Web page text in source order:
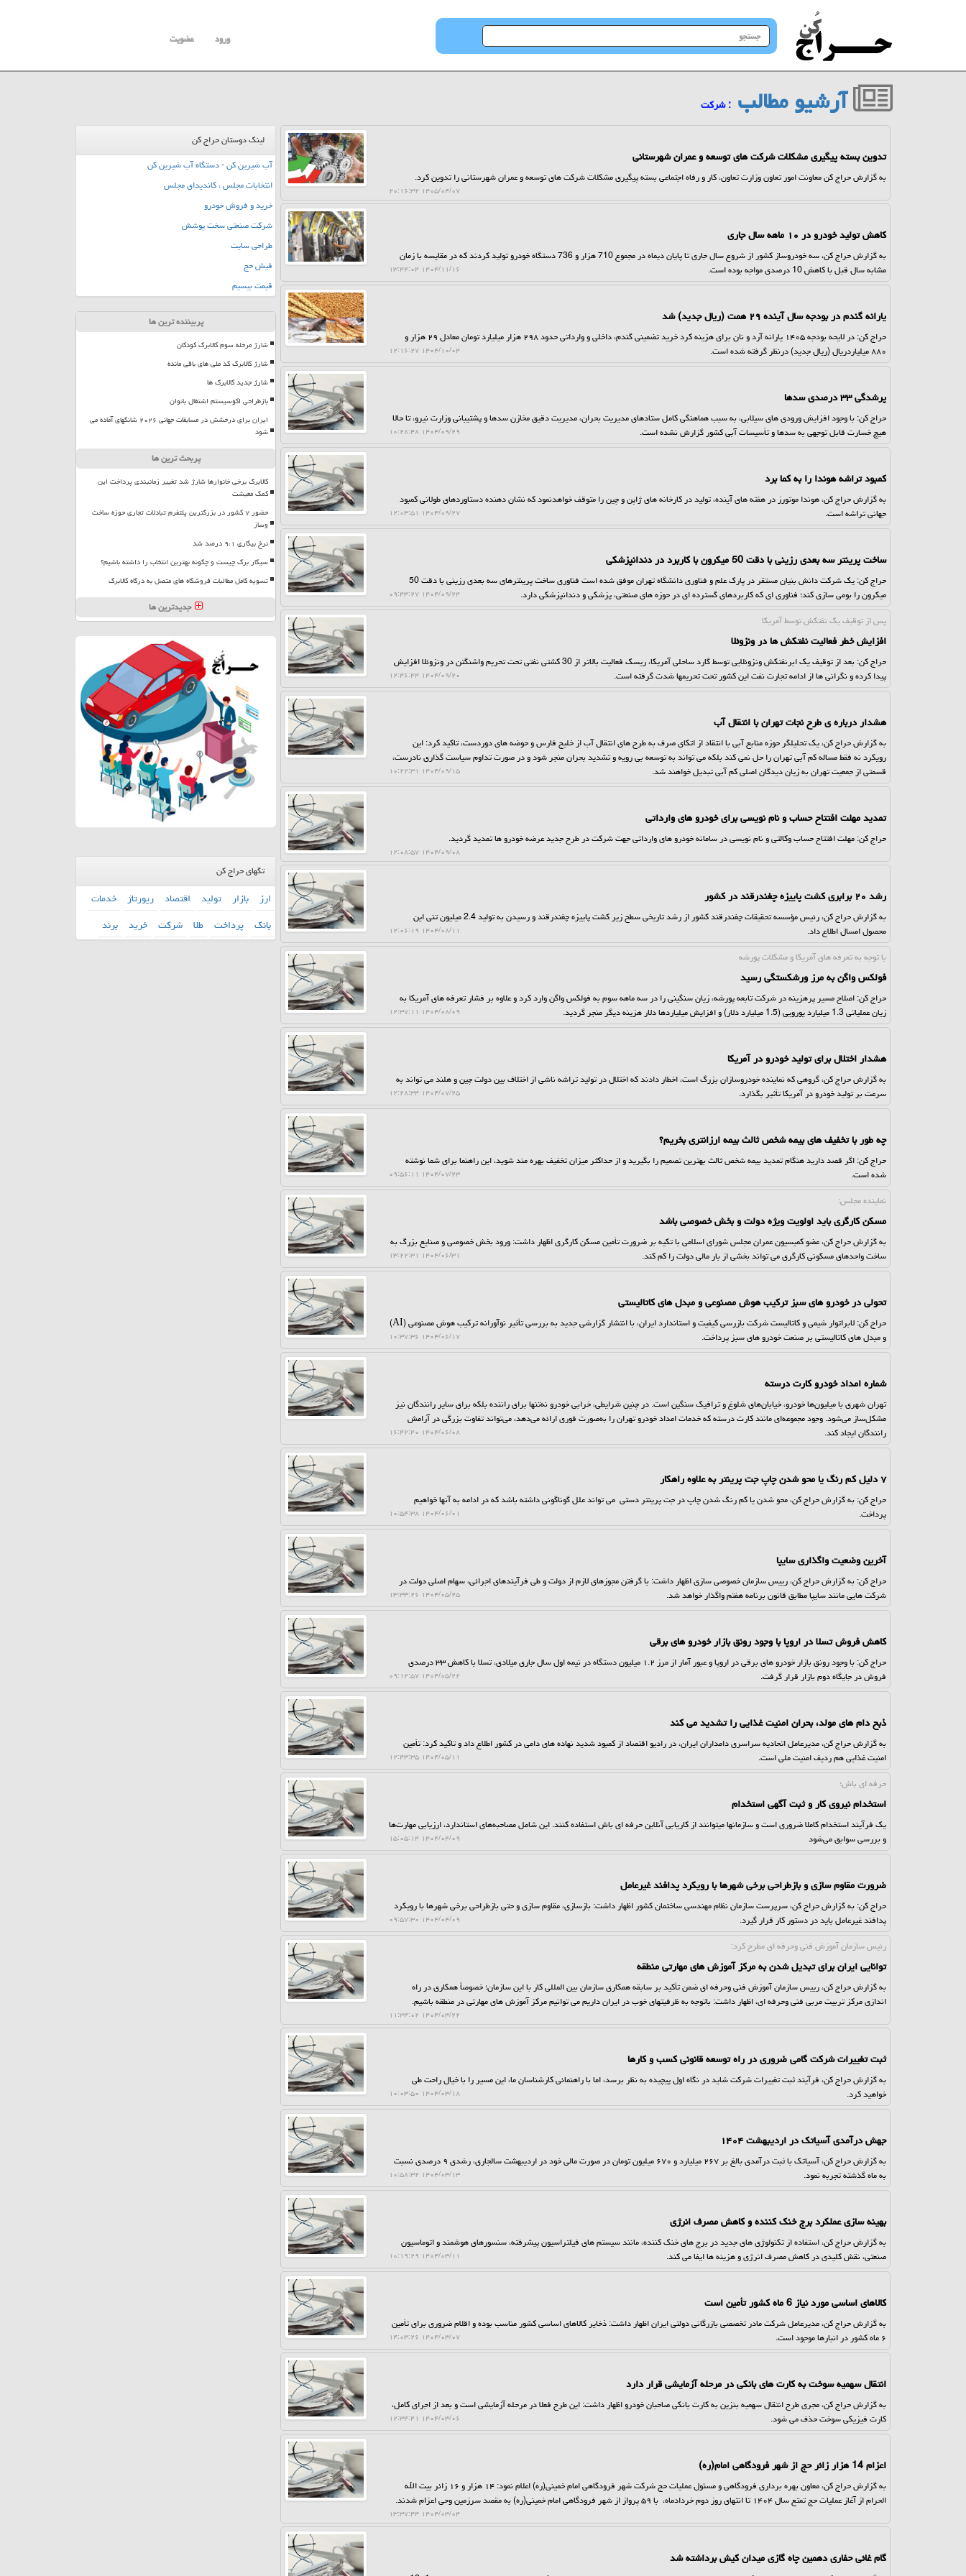
جستجو
در
ورود عضویت
آرشیو مطالب : شركت
تدوین بسته پیگیری مشکلات شرکت های توسعه و عمران شهرستانی
به گزارش حراج کن معاونت امور تعاون وزارت تعاون، کار و رفاه اجتماعی بسته پیگیری مشکلات شرکت های توسعه و عمران شهرستانی را تدوین کرد.
۱۴۰۵/۰۴/۰۷ ۲۰:۱۶:۳۲
کاهش تولید خودرو در ۱۰ ماهه سال جاری
به گزارش حراج کن، سه خودروساز کشور از شروع سال جاری تا پایان دیماه در مجموع 710 هزار و 736 دستگاه خودرو تولید کردند که در مقایسه با زمان
مشابه سال قبل با کاهش 10 درصدی مواجه بوده است.
۱۴۰۴/۱۱/۱۶ ۱۳:۴۴:۰۴
یارانه گندم در بودجه سال آینده ۲۹ همت (ریال جدید) شد
حراج کن: در لایحه بودجه ۱۴۰۵ یارانه آرد و نان برای هزینه کرد خرید تضمینی گندم، داخلی و وارداتی حدود ۲۹۸ هزار میلیارد تومان معادل ۲۹ هزار و
۸۸۰ میلیاردریال (ریال جدید) درنظر گرفته شده است.
۱۴۰۴/۱۰/۰۴ ۱۲:۱۶:۲۷
پرشدگی ۳۳ درصدی سدها
حراج کن: با وجود افزایش ورودی های سیلابی، به سبب هماهنگی کامل ستادهای مدیریت بحران، مدیریت دقیق مخازن سدها و پشتیبانی وزارت نیرو، تا حالا
هیچ خسارت قابل توجهی به سدها و تأسیسات آبی کشور گزارش نشده است.
۱۴۰۴/۰۹/۲۹ ۱۰:۲۸:۴۸
کمبود تراشه هوندا را به کما برد
به گزارش حراج کن، هوندا موتورز در هفته های آینده، تولید در کارخانه های ژاپن و چین را متوقف خواهدنمود که نشان دهنده دستاوردهای طولانی کمبود
جهانی تراشه است.
۱۴۰۴/۰۹/۲۷ ۱۲:۰۳:۵۱
ساخت پرینتر سه بعدی رزینی با دقت 50 میکرون با کاربرد در دندانپزشکی
حراج کن: یک شرکت دانش بنیان مستقر در پارک علم و فناوری دانشگاه تهران موفق شده است فناوری ساخت پرینترهای سه بعدی رزینی با دقت 50
میکرون را بومی سازی کند؛ فناوری ای که کاربردهای گسترده ای در حوزه های صنعتی، پزشکی و دندانپزشکی دارد.
۱۴۰۴/۰۹/۲۴ ۰۹:۴۳:۲۷
پس از توقیف یك نفتكش توسط آمریكا
افزایش خطر فعالیت نفتکش ها در ونزوئلا
حراج کن: بعد از توقیف یک ابرنفتکش ونزوئلایی توسط گارد ساحلی آمریکا، ریسک فعالیت بالاتر از 30 کشتی نفتی تحت تحریم واشنگتن در ونزوئلا افزایش
پیدا کرده و نگرانی ها از ادامه تجارت نفت این کشور تحت تحریمها شدت گرفته است.
۱۴۰۴/۰۹/۲۰ ۱۲:۴۶:۴۴
هشدار درباره ی طرح نجات تهران با انتقال آب
به گزارش حراج کن، یک تحلیلگر حوزه منابع آبی با انتقاد از اتکای صرف به طرح های انتقال آب از خلیج فارس و حوضه های دوردست، تاکید کرد: این
رویکرد نه فقط مساله کم آبی تهران را حل نمی کند بلکه می تواند به توسعه بی رویه و تشدید بحران منجر شود و در صورت تداوم سیاست گذاری نادرست،
قسمتی از جمعیت تهران به زیان دیدگان اصلی کم آبی تبدیل خواهند شد.
۱۴۰۴/۰۹/۱۵ ۱۰:۲۲:۳۱
تمدید مهلت افتتاح حساب و نام نویسی برای خودرو های وارداتی
حراج کن: مهلت افتتاح حساب وکالتی و نام نویسی در سامانه خودرو های وارداتی جهت شرکت در طرح جدید عرضه خودرو ها تمدید گردید.
۱۴۰۴/۰۹/۰۸ ۱۲:۰۸:۵۷
رشد ۲۰ برابری کشت پاییزه چغندرقند در کشور
به گزارش حراج کن، رئیس مؤسسه تحقیقات چغندرقند کشور از رشد تاریخی سطح زیر کشت پاییزه چغندرقند و رسیدن به تولید 2.4 میلیون تنی این
محصول امسال اطلاع داد.
۱۴۰۴/۰۸/۱۱ ۱۲:۰۶:۱۹
با توجه به تعرفه های آمریكا و مشكلات پورشه
فولکس واگن به مرز ورشکستگی رسید
حراج کن: اصلاح مسیر پرهزینه در شرکت تابعه پورشه، زیان سنگینی را در سه ماهه سوم به فولکس واگن وارد کرد و علاوه بر فشار تعرفه های آمریکا به
زیان عملیاتی 1.3 میلیارد یورویی (1.5 میلیارد دلار) و افزایش میلیاردها دلار هزینه دیگر منجر گردید.
۱۴۰۴/۰۸/۰۹ ۱۲:۳۷:۱۱
هشدار اختلال برای تولید خودرو در آمریکا
به گزارش حراج کن، گروهی که نماینده خودروسازان بزرگ است، اخطار دادند که اختلال در تولید تراشه ناشی از اختلاف بین دولت چین و هلند می تواند به
سرعت بر تولید خودرو در آمریکا تأثیر بگذارد.
۱۴۰۴/۰۷/۲۵ ۱۲:۲۸:۳۴
چه طور با تخفیف های بیمه شخص ثالث بیمه ارزانتری بخریم؟
حراج کن: اگر قصد دارید هنگام تمدید بیمه شخص ثالث بهترین تصمیم را بگیرید و از حداکثر میزان تخفیف بهره مند شوید، این راهنما برای شما نوشته
شده است.
۱۴۰۴/۰۷/۲۳ ۰۹:۵۶:۱۱
نماینده مجلس:
مسکن کارگری باید اولویت ویژه دولت و بخش خصوصی باشد
به گزارش حراج کن، عضو کمیسیون عمران مجلس شورای اسلامی با تکیه بر ضرورت تأمین مسکن کارگری اظهار داشت: ورود بخش خصوصی و صنایع بزرگ به
ساخت واحدهای مسکونی کارگری می تواند بخشی از بار مالی دولت را کم کند.
۱۴۰۴/۰۶/۳۱ ۱۳:۲۲:۳۱
تحولی در خودرو های سبز ترکیب هوش مصنوعی و مبدل های کاتالیستی
حراج کن: لابراتوار شیمی و کاتالیست شرکت بازرسی کیفیت و استاندارد ایران، با انتشار گزارشی جدید به بررسی تأثیر نوآورانه ترکیب هوش مصنوعی (AI)
و مبدل های کاتالیستی بر صنعت خودرو های سبز پرداخت.
۱۴۰۴/۰۶/۱۷ ۱۰:۳۷:۳۶
شماره امداد خودرو کارت درسته
تهران شهری با میلیون‌ها خودرو، خیابان‌های شلوغ و ترافیک سنگین است. در چنین شرایطی، خرابی خودرو نه‌تنها برای راننده بلکه برای سایر رانندگان نیز
مشکل‌ساز می‌شود. وجود مجموعه‌ای مانند کارت درسته که خدمات امداد خودرو تهران را به‌صورت فوری ارائه می‌دهد، می‌تواند تفاوت بزرگی در آرامش
رانندگان ایجاد کند.
۱۴۰۴/۰۶/۰۸ ۱۶:۴۲:۴۰
۷ دلیل کم رنگ یا محو شدن چاپ جت پرینتر به علاوه راهکار
حراج کن: به گزارش حراج کن، محو شدن یا کم رنگ شدن چاپ در جت پرینتر دستی می تواند علل گوناگونی داشته باشد که در ادامه به آنها خواهیم
پرداخت.
۱۴۰۴/۰۶/۰۱ ۱۰:۵۴:۳۸
آخرین وضعیت واگذاری سایپا
حراج کن: به گزارش حراج کن، رییس سازمان خصوصی سازی اظهار داشت: با گرفتن مجوزهای لازم از دولت و طی فرآیندهای اجرائی، سهام اصلی دولت در
شرکت هایی مانند سایپا مطابق قانون برنامه هفتم واگذار خواهد شد.
۱۴۰۴/۰۵/۲۵ ۱۳:۳۳:۲۶
کاهش فروش تسلا در اروپا با وجود رونق بازار خودرو های برقی
حراج کن: با وجود رونق بازار خودرو های برقی در اروپا و عبور آمار از مرز ۱.۲ میلیون دستگاه در نیمه اول سال جاری میلادی، تسلا با کاهش ۳۳ درصدی
فروش در جایگاه دوم بازار قرار گرفت.
۱۴۰۴/۰۵/۲۲ ۰۹:۱۲:۵۷
ذبح دام های مولد، بحران امنیت غذایی را تشدید می کند
به گزارش حراج کن، مدیرعامل اتحادیه سراسری دامداران ایران، در رادیو اقتصاد از کمبود شدید نهاده های دامی در کشور اطلاع داد و تاکید کرد: تأمین
امنیت غذایی هم ردیف امنیت ملی است.
۱۴۰۴/۰۵/۱۱ ۱۲:۴۳:۳۵
حرفه ای باش؛
استخدام نیروی کار و ثبت آگهی استخدام
یک فرآیند استخدام کاملا ضروری است و سازمانها میتوانند از کاریابی آنلاین حرفه ای باش استفاده کنند. این شامل مصاحبه‌های استاندارد، ارزیابی مهارت‌ها
و بررسی سوابق می‌شود
۱۴۰۴/۰۴/۰۹ ۱۵:۰۵:۱۴
ضرورت مقاوم سازی و بازطراحی برخی شهرها با رویکرد پدافند غیرعامل
حراج کن: به گزارش حراج کن، سرپرست سازمان نظام مهندسی ساختمان کشور اظهار داشت: بازسازی، مقاوم سازی و حتی بازطراحی برخی شهرها با رویکرد
پدافند غیرعامل باید در دستور کار قرار گیرد.
۱۴۰۴/۰۴/۰۹ ۰۹:۵۷:۳۰
رئیس سازمان آموزش فنی وحرفه ای مطرح كرد:
توانایی ایران برای تبدیل شدن به مرکز آموزش های مهارتی منطقه
به گزارش حراج کن، رییس سازمان آموزش فنی وحرفه ای ضمن تأکید بر سابقه همکاری سازمان بین المللی کار با این سازمان؛ خصوصاً همکاری در راه
اندازی مرکز تربیت مربی فنی وحرفه ای، اظهار داشت: باتوجه به ظرفیتهای خوب در ایران داریم می توانیم مرکز آموزش های مهارتی در منطقه باشیم.
۱۴۰۴/۰۳/۲۲ ۱۱:۳۴:۰۲
ثبت تغییرات شرکت گامی ضروری در راه توسعه قانونی کسب و کارها
به گزارش حراج کن، فرآیند ثبت تغییرات شرکت شاید در نگاه اول پیچیده به نظر برسد، اما با راهنمائی کارشناسان ما، این مسیر را با خیال راحت طی
خواهید کرد.
۱۴۰۴/۰۳/۱۸ ۱۰:۰۳:۵۰
جهش درآمدی آسیاتک در اردیبهشت ۱۴۰۴
به گزارش حراج کن، آسیاتک با ثبت درآمدی بالغ بر ۲۶۷ میلیارد و ۶۷۰ میلیون تومان در صورت مالی خود در اردیبهشت سالجاری، رشدی ۹ درصدی نسبت
به ماه گذشته تجربه نمود.
۱۴۰۴/۰۳/۱۳ ۱۰:۵۸:۳۲
بهینه سازی عملکرد برج خنک کننده و کاهش مصرف انرژی
به گزارش حراج کن، استفاده از تکنولوژی های جدید در برج های خنک کننده، مانند سیستم های فیلتراسیون پیشرفته، سنسورهای هوشمند و اتوماسیون
صنعتی، نقش کلیدی در کاهش مصرف انرژی و هزینه ها ایفا می کند.
۱۴۰۴/۰۳/۱۱ ۱۰:۱۹:۲۹
کالاهای اساسی مورد نیاز 6 ماه کشور تأمین است
به گزارش حراج کن، مدیرعامل شرکت مادر تخصصی بازرگانی دولتی ایران اظهار داشت: ذخایر کالاهای اساسی کشور مناسب بوده و اقلام ضروری برای تأمین
۶ ماه کشور در انبارها موجود است.
۱۴۰۴/۰۳/۰۷ ۱۴:۰۳:۲۶
انتقال سهمیه سوخت به کارت های بانکی در مرحله آزمایشی قرار دارد
به گزارش حراج کن، مجری طرح انتقال سهمیه بنزین به کارت بانکی صاحبان خودرو اظهار داشت: این طرح فعلا در مرحله آزمایشی است و بعد از اجرای کامل،
کارت فیزیکی سوخت حذف می شود.
۱۴۰۴/۰۳/۰۶ ۱۲:۳۴:۴۱
اعزام 14 هزار زائر حج از شهر فرودگاهی امام(ره)
به گزارش حراج کن، معاون بهره برداری فرودگاهی و مسئول عملیات حج شرکت شهر فرودگاهی امام خمینی(ره) اعلام نمود: ۱۴ هزار و ۱۶ زائر بیت الله
الحرام از آغاز عملیات حج تمتع سال ۱۴۰۴ تا انتهای روز دوم خردادماه، با ۵۹ پرواز از شهر فرودگاهی امام خمینی(ره) به مقصد سرزمین وحی اعزام شدند.
۱۴۰۴/۰۳/۰۴ ۱۳:۳۷:۴۴
گام غائی حفاری دهمین چاه گازی میدان کیش برداشته شد
لینک دوستان حراج کن
آب شیرین کن - دستگاه آب شیرین کن
انتخابات مجلس ، کاندیدای مجلس
خرید و فروش خودرو
شرکت صنعتی سخت پوشش
طراحی سایت
فیش حج
قیمت بیسیم
پربیننده ترین ها
شارژ مرحله سوم کالابرگ کودکان
شارژ کالابرگ کد ملی های باقی مانده
شارژ جدید کالابرگ ها
بازطراحی اکوسیستم اشتغال بانوان
ایران برای درخشش در مسابقات جهانی ۲۰۲۶ شانگهای آماده می
شود
پربحث ترین ها
کالابرگ برخی خانوارها شارژ شد تغییر زمانبندی پرداخت این
کمک معیشت
حضور ۷ کشور در بزرگترین پلتفرم تبادلات تجاری حوزه ساخت
وساز
نرخ بیکاری ۹،۱ درصد شد
سیگار برگ چیست و چگونه بهترین انتخاب را داشته باشیم؟
تسویه کامل مطالبات فروشگاه های متصل به درگاه کالابرگ
جدیدترین ها
تگهای حراج کن
ارز بازار تولید اقتصاد رپورتاژ خدمات
بانك پرداخت طلا شركت خرید برند